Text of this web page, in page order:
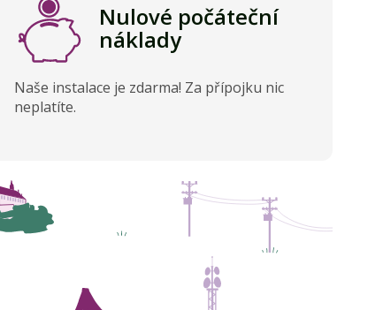
Nulové počáteční
náklady
Naše instalace je zdarma! Za přípojku nic
neplatíte.